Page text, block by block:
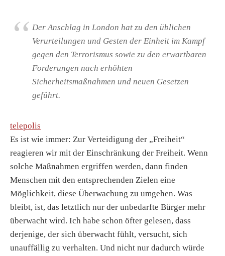
Der Anschlag in London hat zu den üblichen
Verurteilungen und Gesten der Einheit im Kampf
gegen den Terrorismus sowie zu den erwartbaren
Forderungen nach erhöhten
Sicherheitsmaßnahmen und neuen Gesetzen
geführt.
telepolis
Es ist wie immer: Zur Verteidigung der „Freiheit“
reagieren wir mit der Einschränkung der Freiheit. Wenn
solche Maßnahmen ergriffen werden, dann finden
Menschen mit den entsprechenden Zielen eine
Möglichkeit, diese Überwachung zu umgehen. Was
bleibt, ist, das letztlich nur der unbedarfte Bürger mehr
überwacht wird. Ich habe schon öfter gelesen, dass
derjenige, der sich überwacht fühlt, versucht, sich
unauffällig zu verhalten. Und nicht nur dadurch würde